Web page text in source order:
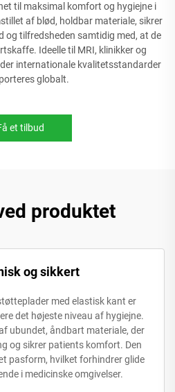
til maksimal komfort og hygiejne i
af blød, holdbar materiale, sikrer
og tilfredsheden samtidig med, at de
Ideelle til MRI, klinikker og
internationale kvalitetsstandarder
globalt.
et tilbud
produktet
og sikkert
med elastisk kant er
det højeste niveau af hygiejne.
ubundet, åndbart materiale, der
og sikrer patients komfort. Den
pasform, hvilket forhindrer glide
i medicinske omgivelser.